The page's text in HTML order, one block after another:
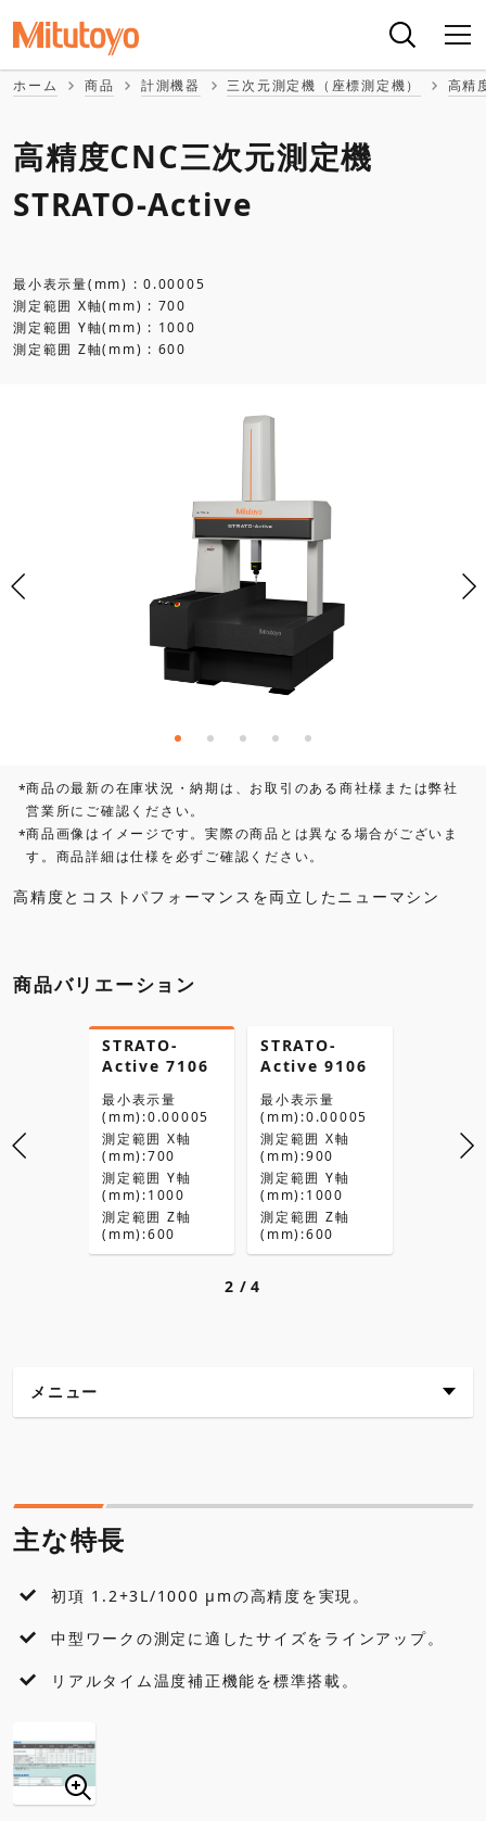
ホーム 商品 計測機器 三次元測定機（座標測定機） 高精
高精度CNC三次元測定機
STRATO-Active
最小表示量(mm) : 0.00005
測定範囲 X軸(mm) : 700
測定範囲 Y軸(mm) : 1000
測定範囲 Z軸(mm) : 600
*商品の最新の在庫状況・納期は、お取引のある商社様または弊社
営業所にご確認ください。
*商品画像はイメージです。実際の商品とは異なる場合がございま
す。商品詳細は仕様を必ずご確認ください。
高精度とコストパフォーマンスを両立したニューマシン
商品バリエーション
軸
STRATO-
Active 7106
最小表示量
(mm):0.00005
測定範囲 X軸
(mm):700
測定範囲 Y軸
(mm):1000
測定範囲 Z軸
(mm):600
STRATO-
Active 9106
最小表示量
(mm):0.00005
測定範囲 X軸
(mm):900
測定範囲 Y軸
(mm):1000
測定範囲 Z軸
(mm):600
測定範囲
2 4
メニュー
仕様
各種ダウンロード
主な特長
初項 1.2+3L/1000 μmの高精度を実現。
中型ワークの測定に適したサイズをラインアップ。
リアルタイム温度補正機能を標準搭載。